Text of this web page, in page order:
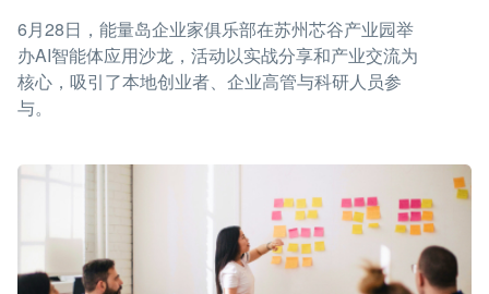
6月28日，能量岛企业家俱乐部在苏州芯谷产业园举
办AI智能体应用沙龙，活动以实战分享和产业交流为
核心，吸引了本地创业者、企业高管与科研人员参
与。